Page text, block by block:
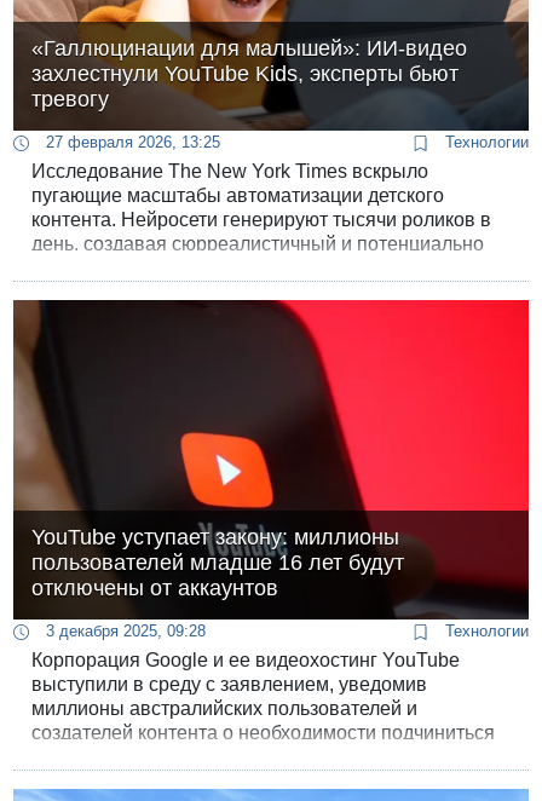
«Галлюцинации для малышей»: ИИ-видео
захлестнули YouTube Kids, эксперты бьют
тревогу
27 февраля 2026, 13:25 Технологии
Исследование The New York Times вскрыло
пугающие масштабы автоматизации детского
контента. Нейросети генерируют тысячи роликов в
день, создавая сюрреалистичный и потенциально
YouTube уступает закону: миллионы
пользователей младше 16 лет будут
отключены от аккаунтов
3 декабря 2025, 09:28 Технологии
Корпорация Google и ее видеохостинг YouTube
выступили в среду с заявлением, уведомив
миллионы австралийских пользователей и
создателей контента о необходимости подчиниться